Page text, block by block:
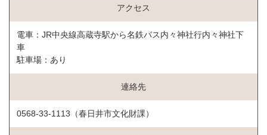
アクセス
電車：JR中央線高蔵寺駅から名鉄バス内々神社行内々神社下
車
駐車場：あり
連絡先
0568-33-1113（春日井市文化財課）